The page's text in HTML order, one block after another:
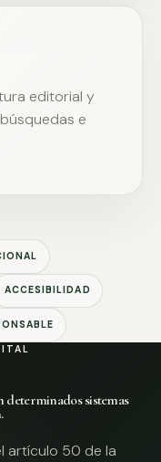
editorial y
e
ACCESIBILIDAD
determinados sistemas
artículo 50 de la